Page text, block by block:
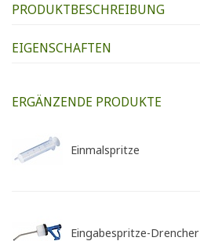
PRODUKTBESCHREIBUNG
EIGENSCHAFTEN
ERGÄNZENDE PRODUKTE
Einmalspritze
Eingabespritze-Drencher